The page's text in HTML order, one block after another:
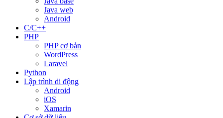
Java web
Android
C/C++
PHP
PHP cơ bản
WordPress
Laravel
Python
Lập trình di động
Android
iOS
Xamarin